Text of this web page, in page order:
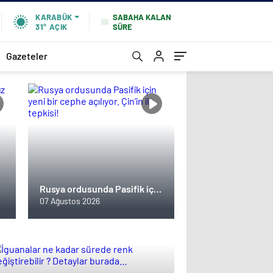
KARABÜK
31° AÇIK
SABAHA KALAN
SÜRE
Gazeteler
Rusya ordusunda Pasifik için
yeni bir cephe açılıyor. Çin’in
07 Ağustos 2026